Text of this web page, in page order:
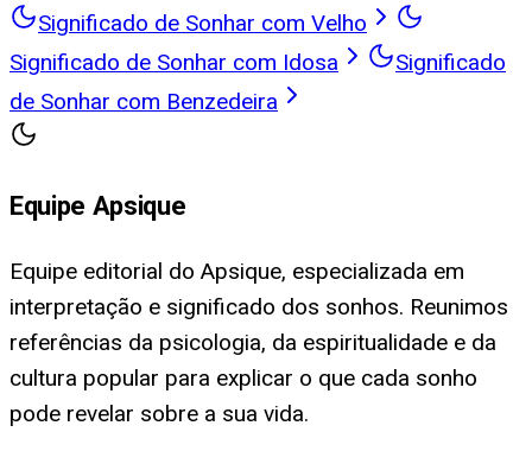
Significado de Sonhar com Velho
Significado de Sonhar com Idosa
Significado
de Sonhar com Benzedeira
Equipe Apsique
Equipe editorial do Apsique, especializada em
interpretação e significado dos sonhos. Reunimos
referências da psicologia, da espiritualidade e da
cultura popular para explicar o que cada sonho
pode revelar sobre a sua vida.